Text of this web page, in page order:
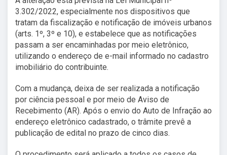
3.302/2022, especialmente nos dispositivos que
tratam da fiscalização e notificação de imóveis urbanos
(arts. 1º, 3º e 10), e estabelece que as notificações
passam a ser encaminhadas por meio eletrônico,
utilizando o endereço de e-mail informado no cadastro
imobiliário do contribuinte.
Com a mudança, deixa de ser realizada a notificação
por ciência pessoal e por meio de Aviso de
Recebimento (AR). Após o envio do Auto de Infração ao
endereço eletrônico cadastrado, o trâmite prevê a
publicação de edital no prazo de cinco dias.